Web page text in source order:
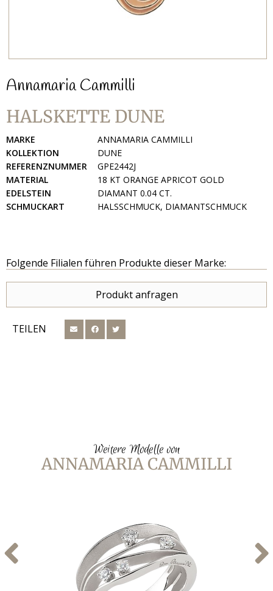
Annamaria Cammilli
HALSKETTE DUNE
MARKE
ANNAMARIA CAMMILLI
KOLLEKTION
DUNE
REFERENZNUMMER
GPE2442J
MATERIAL
18 KT ORANGE APRICOT GOLD
EDELSTEIN
DIAMANT 0.04 CT.
SCHMUCKART
HALSSCHMUCK, DIAMANTSCHMUCK
Folgende Filialen führen Produkte dieser Marke:
Produkt anfragen
TEILEN
Weitere Modelle von
ANNAMARIA CAMMILLI